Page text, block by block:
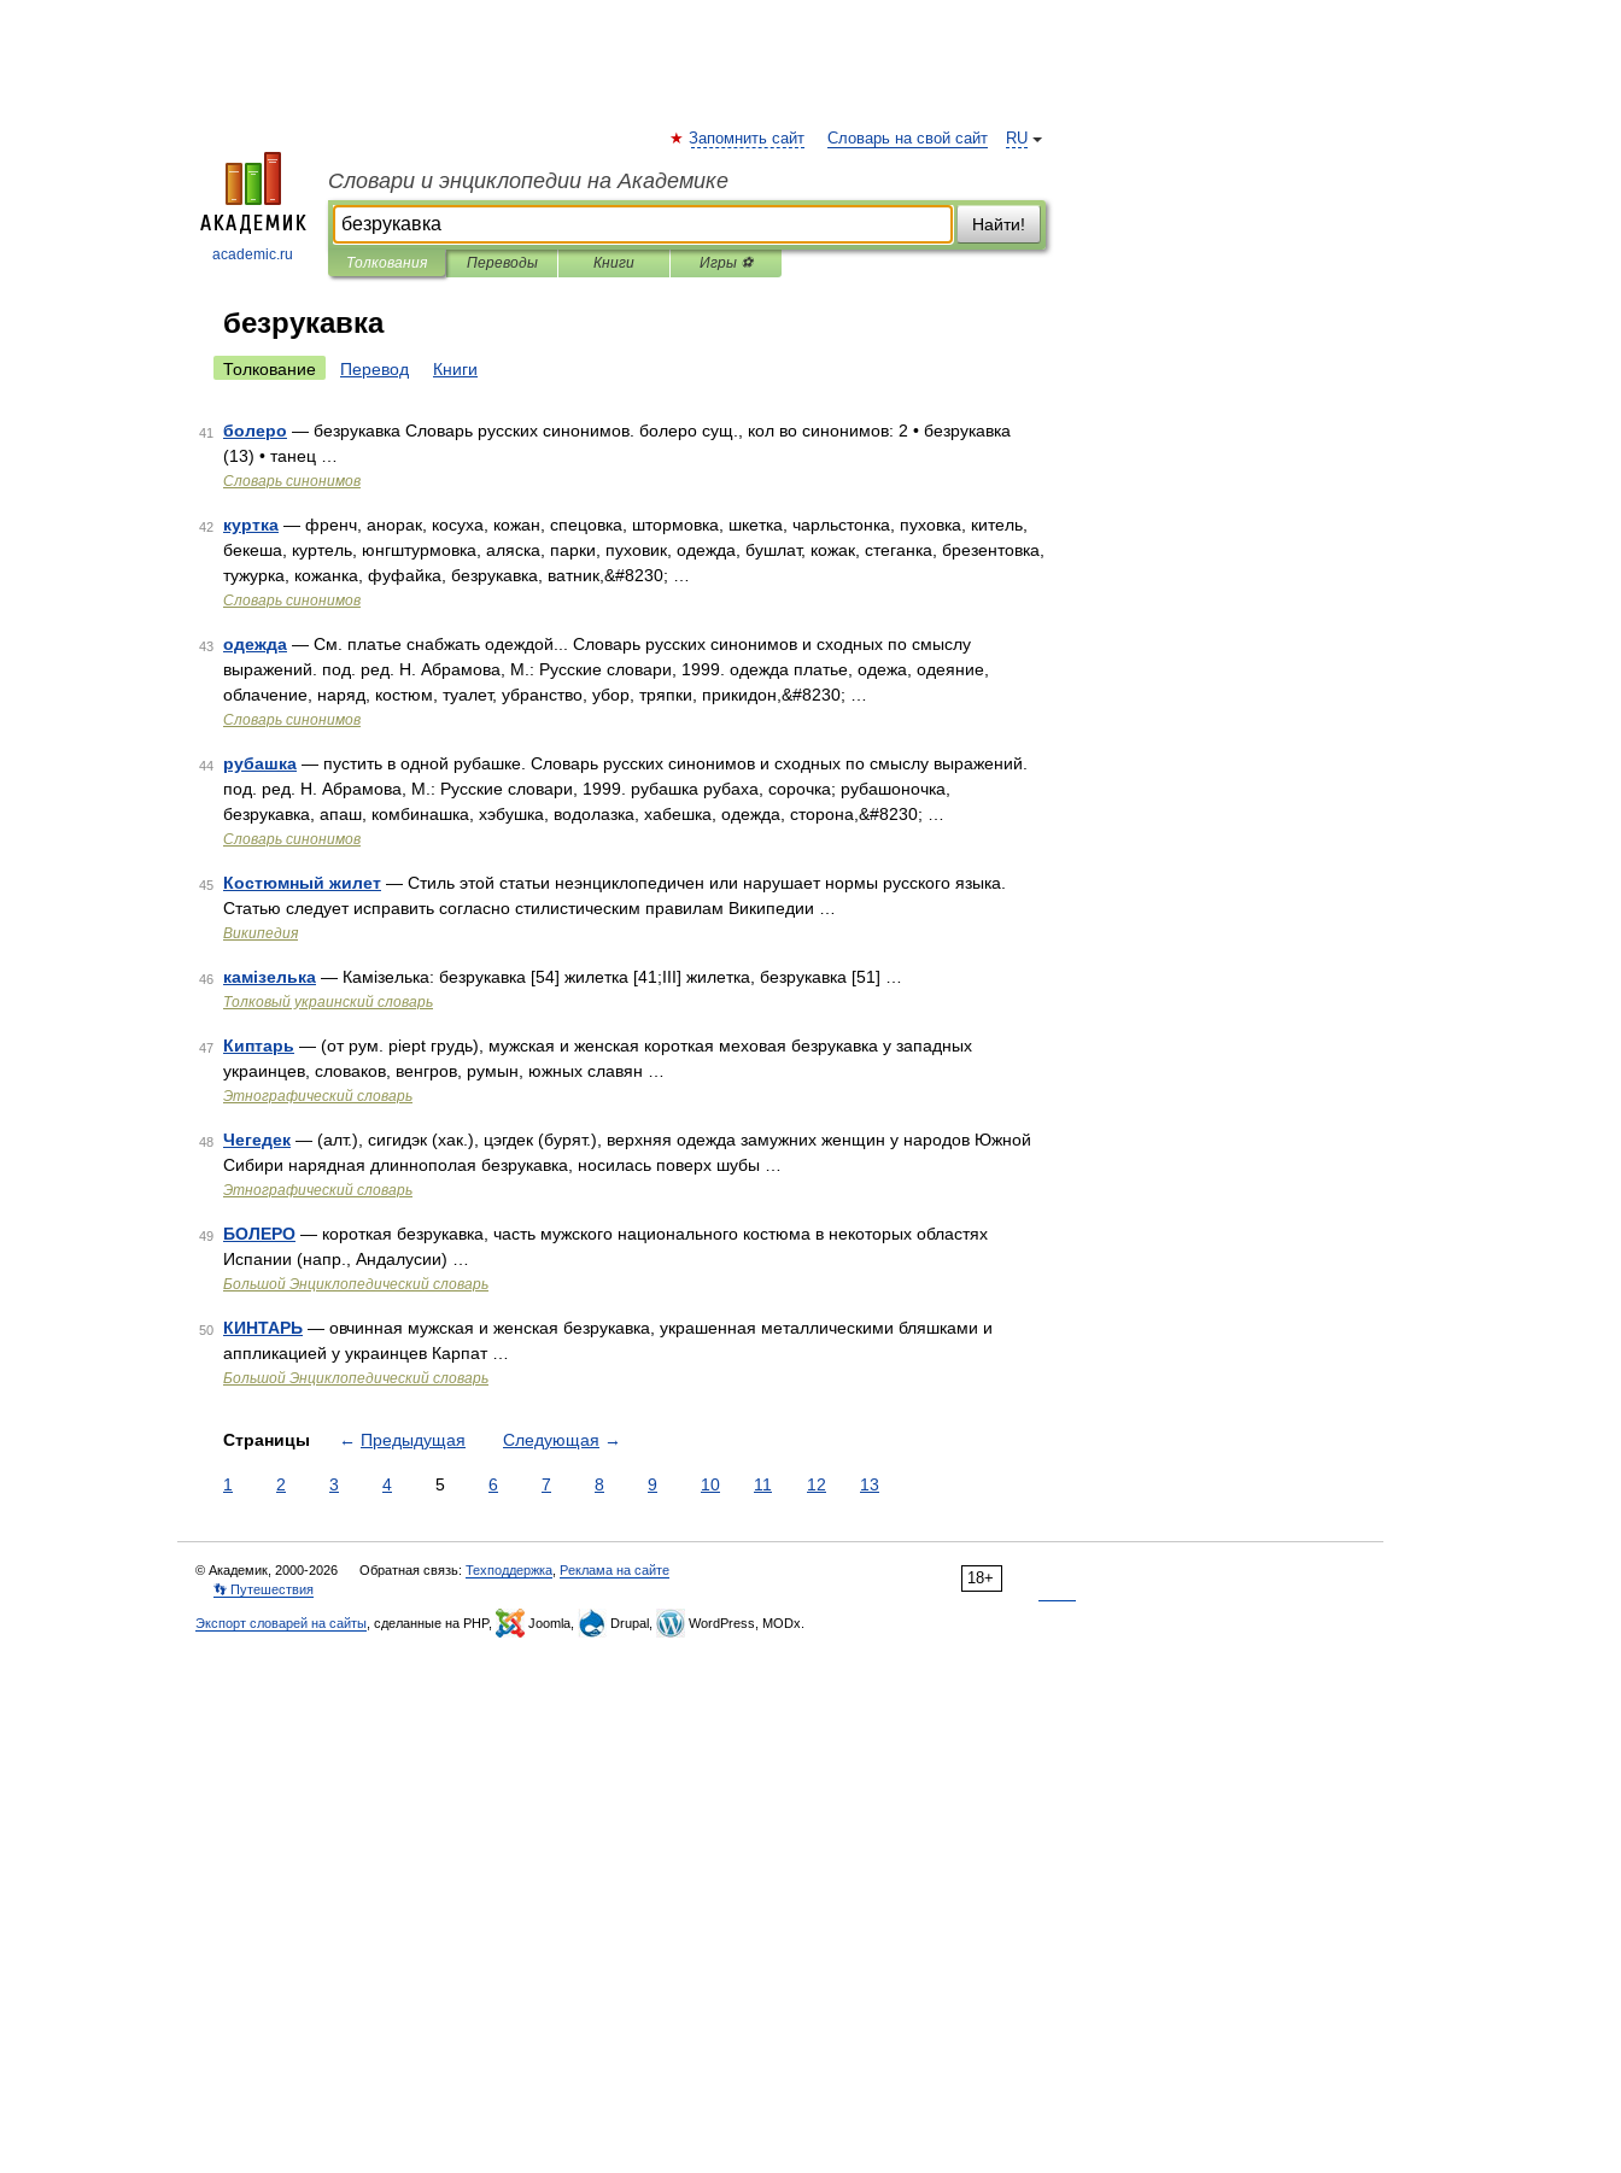
academic.ru
RU
Запомнить сайт Словарь на свой сайт
Словари и энциклопедии на Академике
Найти!
Толкования Переводы Книги Игры ⚽
безрукавка
Толкование Перевод Книги
41 болеро — безрукавка Словарь русских синонимов. болеро сущ., кол во синонимов: 2 • безрукавка
(13) • танец …
Словарь синонимов
42 куртка — френч, анорак, косуха, кожан, спецовка, штормовка, шкетка, чарльстонка, пуховка, китель,
бекеша, куртель, юнгштурмовка, аляска, парки, пуховик, одежда, бушлат, кожак, стеганка, брезентовка,
тужурка, кожанка, фуфайка, безрукавка, ватник,&#8230; …
Словарь синонимов
43 одежда — См. платье снабжать одеждой... Словарь русских синонимов и сходных по смыслу
выражений. под. ред. Н. Абрамова, М.: Русские словари, 1999. одежда платье, одежа, одеяние,
облачение, наряд, костюм, туалет, убранство, убор, тряпки, прикидон,&#8230; …
Словарь синонимов
44 рубашка — пустить в одной рубашке. Словарь русских синонимов и сходных по смыслу выражений.
под. ред. Н. Абрамова, М.: Русские словари, 1999. рубашка рубаха, сорочка; рубашоночка,
безрукавка, апаш, комбинашка, хэбушка, водолазка, хабешка, одежда, сторона,&#8230; …
Словарь синонимов
45 Костюмный жилет — Стиль этой статьи неэнциклопедичен или нарушает нормы русского языка.
Статью следует исправить согласно стилистическим правилам Википедии …
Википедия
46 камізелька — Камізелька: безрукавка [54] жилетка [41;III] жилетка, безрукавка [51] …
Толковый украинский словарь
47 Киптарь — (от рум. piept грудь), мужская и женская короткая меховая безрукавка у западных
украинцев, словаков, венгров, румын, южных славян …
Этнографический словарь
48 Чегедек — (алт.), сигидэк (хак.), цэгдек (бурят.), верхняя одежда замужних женщин у народов Южной
Сибири нарядная длиннополая безрукавка, носилась поверх шубы …
Этнографический словарь
49 БОЛЕРО — короткая безрукавка, часть мужского национального костюма в некоторых областях
Испании (напр., Андалусии) …
Большой Энциклопедический словарь
50 КИНТАРЬ — овчинная мужская и женская безрукавка, украшенная металлическими бляшками и
аппликацией у украинцев Карпат …
Большой Энциклопедический словарь
Страницы ← Предыдущая Следующая →
1 2 3 4 5 6 7 8 9 10 11 12 13
18+
© Академик, 2000-2026 Обратная связь: Техподдержка Реклама на сайте
👣 Путешествия
Экспорт словарей на сайты , сделанные на PHP, Joomla, Drupal, WordPress, MODx.